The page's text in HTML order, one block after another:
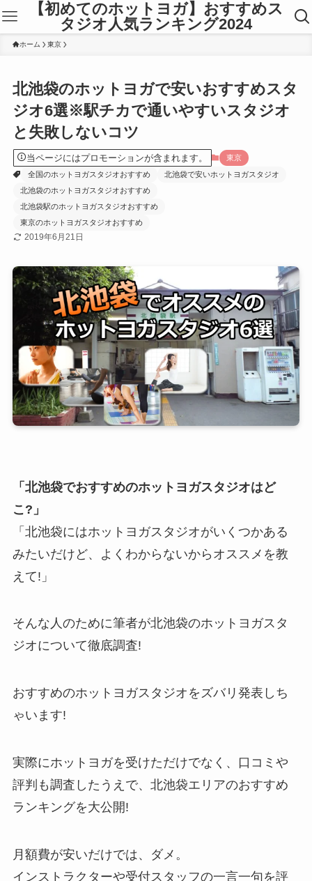
【初めてのホットヨガ】おすすめス
タジオ人気ランキング2024
ホーム 東京
北池袋のホットヨガで安いおすすめスタ
ジオ6選※駅チカで通いやすいスタジオ
と失敗しないコツ
当ページにはプロモーションが含まれます。
東京
全国のホットヨガスタジオおすすめ
北池袋で安いホットヨガスタジオ
北池袋のホットヨガスタジオおすすめ
北池袋駅のホットヨガスタジオおすすめ
東京のホットヨガスタジオおすすめ
2019年6月21日
「北池袋でおすすめのホットヨガスタジオはど
こ?」
「北池袋にはホットヨガスタジオがいくつかある
みたいだけど、よくわからないからオススメを教
えて!」
そんな人のために筆者が北池袋のホットヨガスタ
ジオについて徹底調査!
おすすめのホットヨガスタジオをズバリ発表しち
ゃいます!
実際にホットヨガを受けただけでなく、口コミや
評判も調査したうえで、北池袋エリアのおすすめ
ランキングを大公開!
月額費が安いだけでは、ダメ。
インストラクターや受付スタッフの一言一句を評